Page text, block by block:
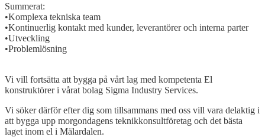
Summerat:
•Komplexa tekniska team
•Kontinuerlig kontakt med kunder, leverantörer och interna parter
•Utveckling
•Problemlösning
post
Vi vill fortsätta att bygga på vårt lag med kompetenta El
konstruktörer i vårat bolag Sigma Industry Services.
Vi söker därför efter dig som tillsammans med oss vill vara delaktig i
att bygga upp morgondagens teknikkonsultföretag och det bästa
laget inom el i Mälardalen.